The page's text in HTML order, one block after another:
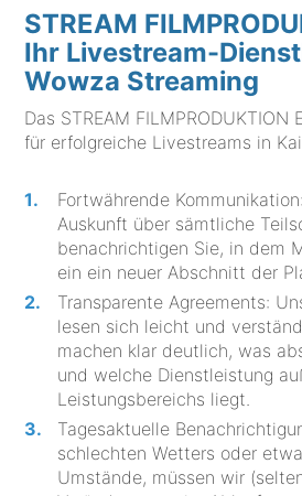
STREAM
Ihr Livestream-
Wowza Streaming
Das STREAM FILMPRODUKTION
für erfolgreiche Livestreams in
Fortwährende
Auskunft über sämtliche
benachrichtigen Sie, in dem
ein ein neuer Abschnitt der
Transparente Agreements:
lesen sich leicht und
machen klar deutlich, was
und welche Dienstleistung
Leistungsbereichs liegt.
Tagesaktuelle
schlechten Wetters oder
Umstände, müssen wir